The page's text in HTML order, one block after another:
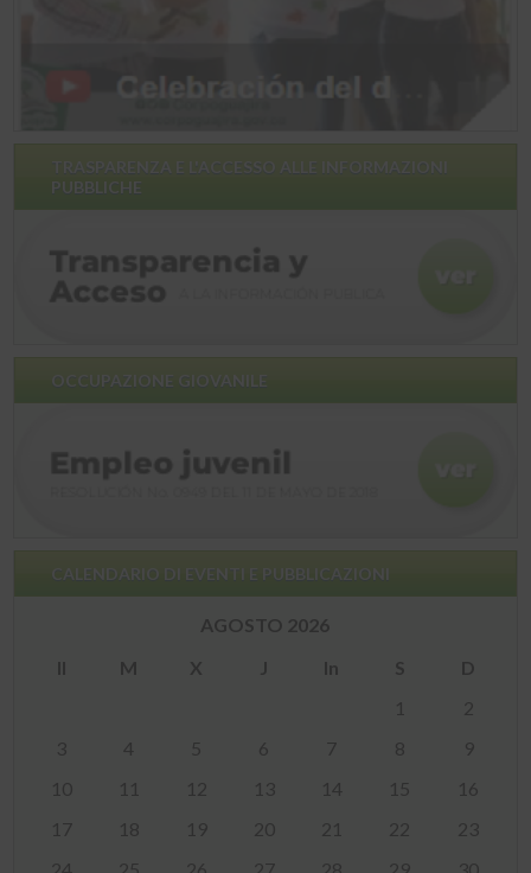
PUBBLICHE
OCCUPAZIONE GIOVANILE
CALENDARIO DI EVENTI E PUBBLICAZIONI
AGOSTO 2026
Il
M X J In S
D
1
2
3
4 5 6 7 8
9
10
11 12 13 14 15
16
17
18 19 20 21 22
23